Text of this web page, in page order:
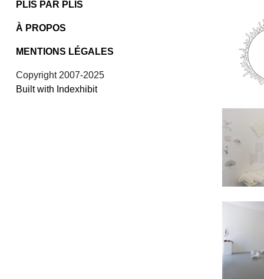
PLIS PAR PLIS
À PROPOS
MENTIONS LÉGALES
Copyright 2007-2025
Built with Indexhibit